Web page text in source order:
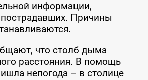
информации,
Причины
что столб дыма
расстояния. В помощь
непогода – в столице